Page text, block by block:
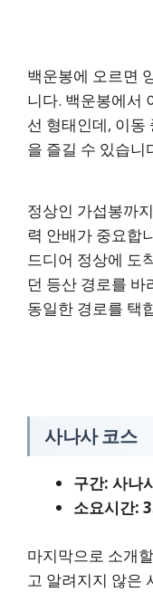
백운봉에 오르면
니다. 백운봉에서
선 형태인데, 이동
을 즐길 수 있습니
정상인 가섭봉까
력 안배가 중요합
드디어 정상에 도
던 등산 경로를 바
동일한 경로를 택
사나사 코스
구간: 사나
소요시간:
마지막으로 소개
고 알려지지 않은